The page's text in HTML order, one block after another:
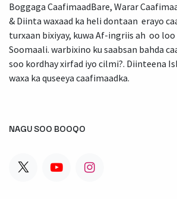
Boggaga CaafimaadBare, Warar
& Diinta waxaad ka heli dontaan erayo
turxaan bixiyay, kuwa Af-ingriis ah oo
Soomaali. warbixino ku saabsan bahda
soo kordhay xirfad iyo cilmi?. Diinteena
waxa ka quseeya caafimaadka.
NAGU SOO BOOQO